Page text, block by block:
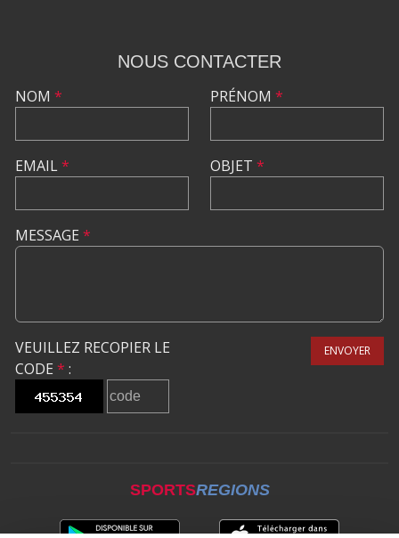
NOUS CONTACTER
NOM *
EMAIL*
PRÉNOM *
OBJET *
MESSAGE *
VEUILLEZ RECOPIER LE
CODE * :
ENVOYER
SPORTSREGIONS